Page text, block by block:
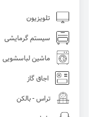
تلویزیون
سیستم گرمایشی
ماشین لباسشویی
اجاق گاز
تراس - بالکن